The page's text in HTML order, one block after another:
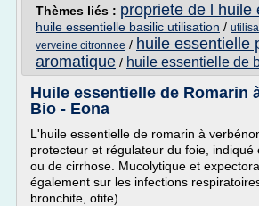
Thèmes liés : propriete de l huile
huile essentielle basilic utilisation /
verveine citronnee / huile essentielle
aromatique / huile essentielle de
Huile essentielle de Romarin
Bio - Eona
L'huile essentielle de romarin à
protecteur et régulateur du foie, indiqué
ou de cirrhose. Mucolytique et
également sur les infections
bronchite, otite).